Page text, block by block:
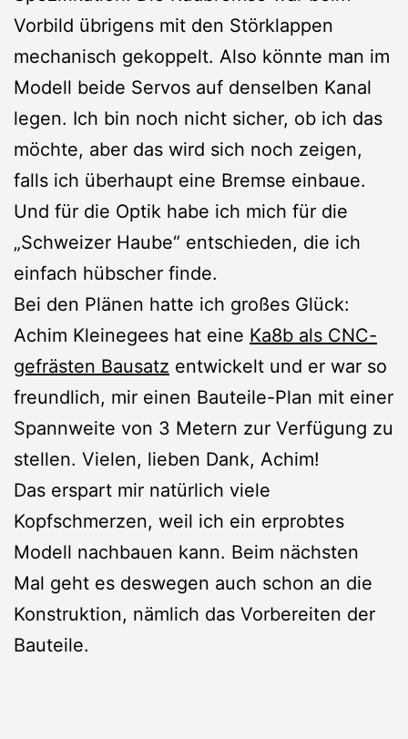
Vorbild übrigens mit den Störklappen
mechanisch gekoppelt. Also könnte man im
Modell beide Servos auf denselben Kanal
legen. Ich bin noch nicht sicher, ob ich das
möchte, aber das wird sich noch zeigen,
falls ich überhaupt eine Bremse einbaue.
Und für die Optik habe ich mich für die
„Schweizer Haube“ entschieden, die ich
einfach hübscher finde.
Bei den Plänen hatte ich großes Glück:
Achim Kleinegees hat eine Ka8b als CNC-
gefrästen Bausatz entwickelt und er war so
freundlich, mir einen Bauteile-Plan mit einer
Spannweite von 3 Metern zur Verfügung zu
stellen. Vielen, lieben Dank, Achim!
Das erspart mir natürlich viele
Kopfschmerzen, weil ich ein erprobtes
Modell nachbauen kann. Beim nächsten
Mal geht es deswegen auch schon an die
Konstruktion, nämlich das Vorbereiten der
Bauteile.